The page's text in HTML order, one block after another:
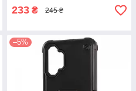
233 ₴ 245 ₴
–5%